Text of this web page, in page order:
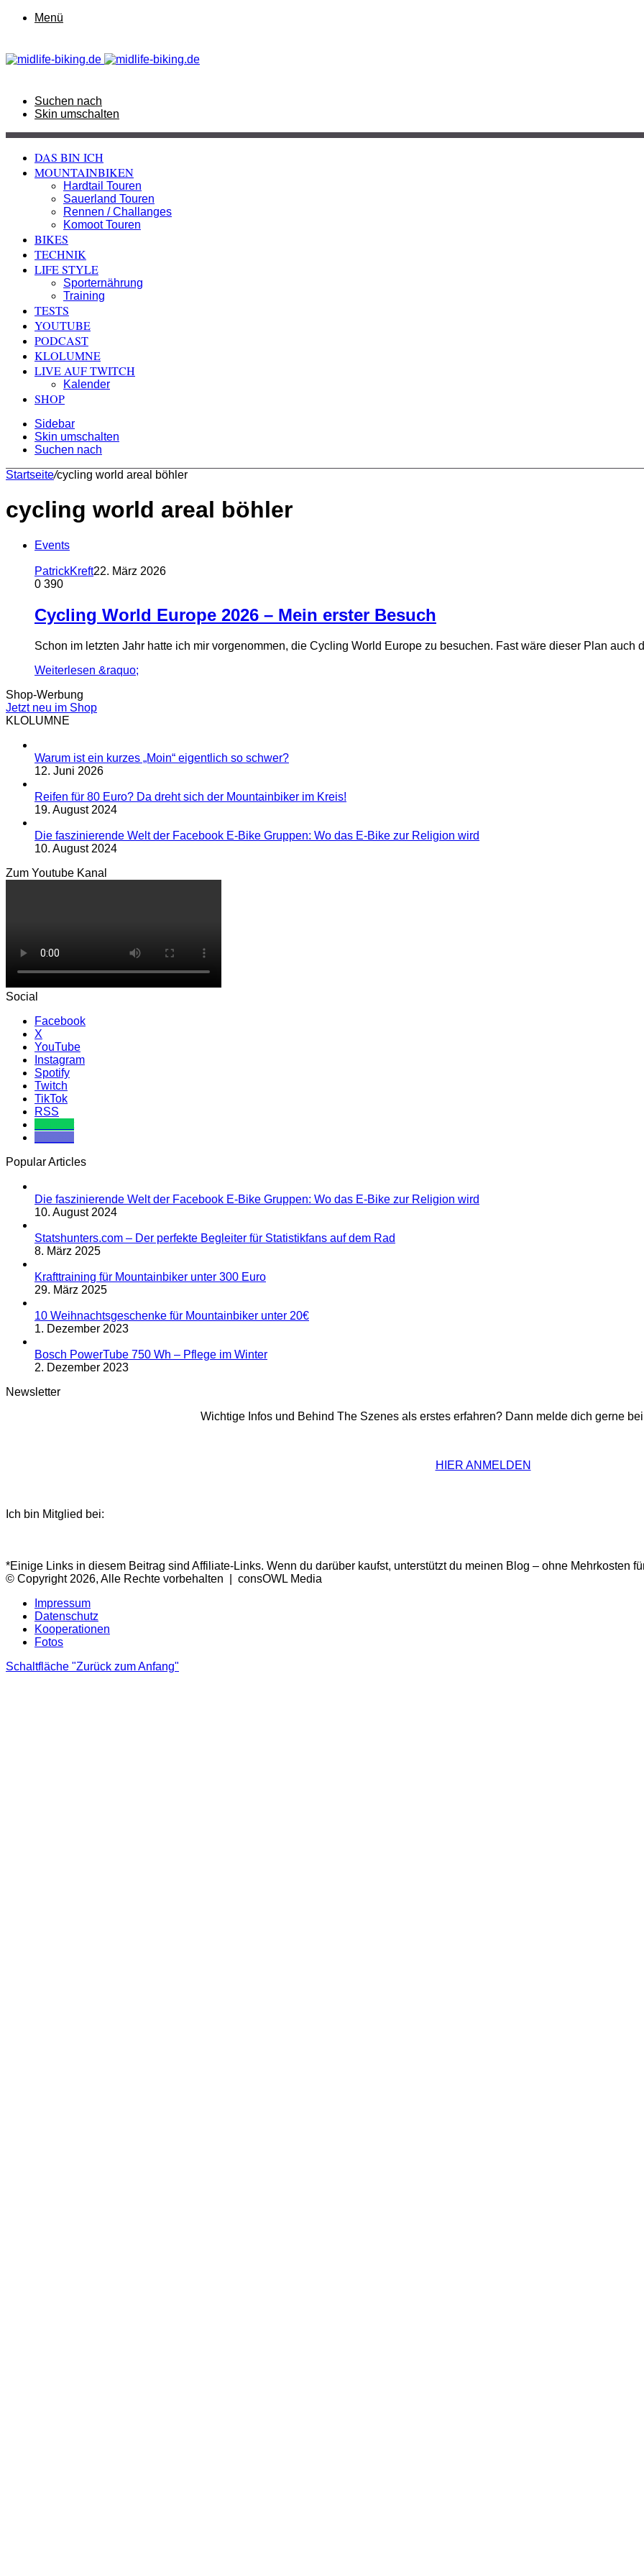
Menü
Suchen nach
Skin umschalten
DAS BIN ICH
MOUNTAINBIKEN
Hardtail Touren
Sauerland Touren
Rennen / Challanges
Komoot Touren
BIKES
TECHNIK
LIFE STYLE
Sporternährung
Training
TESTS
YOUTUBE
PODCAST
KLOLUMNE
LIVE AUF TWITCH
Kalender
SHOP
Sidebar
Skin umschalten
Suchen nach
Startseite/cycling world areal böhler
cycling world areal böhler
Events
PatrickKreft22. März 2026
0 390
Cycling World Europe 2026 – Mein erster Besuch
Schon im letzten Jahr hatte ich mir vorgenommen, die Cycling World Europe zu besuchen. Fast wäre dieser Plan auch
Weiterlesen &raquo;
Shop-Werbung
Jetzt neu im Shop
KLOLUMNE
Warum ist ein kurzes „Moin“ eigentlich so schwer?
12. Juni 2026
Reifen für 80 Euro? Da dreht sich der Mountainbiker im Kreis!
19. August 2024
Die faszinierende Welt der Facebook E-Bike Gruppen: Wo das E-Bike zur Religion wird
10. August 2024
Zum Youtube Kanal
Social
Facebook
X
YouTube
Instagram
Spotify
Twitch
TikTok
RSS
Popular Articles
Die faszinierende Welt der Facebook E-Bike Gruppen: Wo das E-Bike zur Religion wird
10. August 2024
Statshunters.com – Der perfekte Begleiter für Statistikfans auf dem Rad
8. März 2025
Krafttraining für Mountainbiker unter 300 Euro
29. März 2025
10 Weihnachtsgeschenke für Mountainbiker unter 20€
1. Dezember 2023
Bosch PowerTube 750 Wh – Pflege im Winter
2. Dezember 2023
Newsletter
Wichtige Infos und Behind The Szenes als erstes erfahren? Dann melde dich gerne
HIER ANMELDEN
Ich bin Mitglied bei:
*Einige Links in diesem Beitrag sind Affiliate-Links. Wenn du darüber kaufst, unterstützt du meinen Blog – ohne Mehrkosten
© Copyright 2026, Alle Rechte vorbehalten | consOWL Media
Impressum
Datenschutz
Kooperationen
Fotos
Schaltfläche "Zurück zum Anfang"